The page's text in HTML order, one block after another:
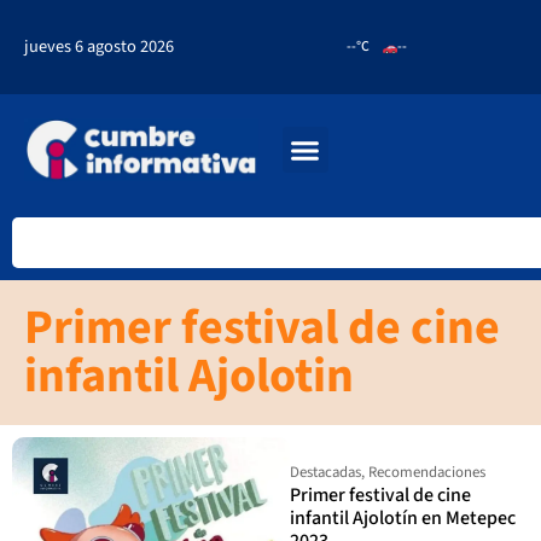
jueves 6 agosto 2026 --°C --
Primer festival de cine
infantil Ajolotin
Destacadas, Recomendaciones
Primer festival de cine
infantil Ajolotín en Metepec